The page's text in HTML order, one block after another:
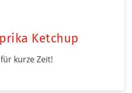
Ketchup
kurze Zeit!